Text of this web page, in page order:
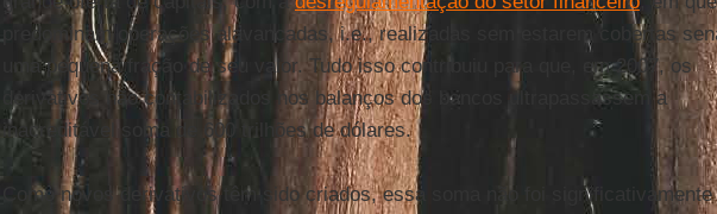
predominam operações alavancadas, i.e., realizadas sem estarem cobertas
uma pequena fração de seu valor. Tudo isso contribuiu para que, em 2007, os
derivativos não contabilizados nos balanços dos bancos ultrapassassem a
inacreditável soma de 600 trilhões de dólares.
Como novos derivativos têm sido criados, essa soma não foi significativamente